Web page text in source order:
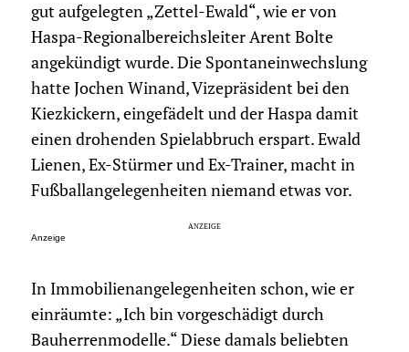
gut aufgelegten „Zettel-Ewald“, wie er von
Haspa-Regionalbereichsleiter Arent Bolte
angekündigt wurde. Die Spontaneinwechslung
hatte Jochen Winand, Vizepräsident bei den
Kiezkickern, eingefädelt und der Haspa damit
einen drohenden Spielabbruch erspart. Ewald
Lienen, Ex-Stürmer und Ex-Trainer, macht in
Fußballangelegenheiten niemand etwas vor.
Anzeige
In Immobilienangelegenheiten schon, wie er
einräumte: „Ich bin vorgeschädigt durch
Bauherrenmodelle.“ Diese damals beliebten